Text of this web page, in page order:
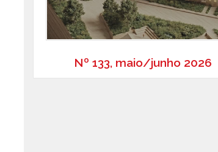
Nº 133, maio/junho 2026